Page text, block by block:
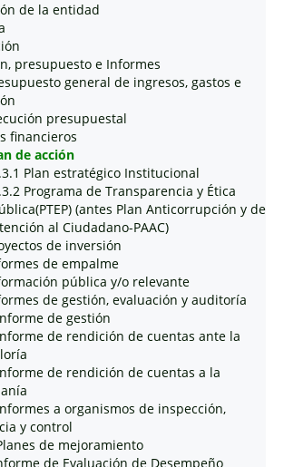
de la entidad
presupuesto e Informes
general de ingresos, gastos e
presupuestal
financieros
de acción
Plan estratégico Institucional
Programa de Transparencia y Ética
(antes Plan Anticorrupción y de
al Ciudadano-PAAC)
de inversión
de empalme
pública y/o relevante
de gestión, evaluación y auditoría
de gestión
de rendición de cuentas ante la
de rendición de cuentas a la
a organismos de inspección,
y control
de mejoramiento
de Evaluación de Desempeño